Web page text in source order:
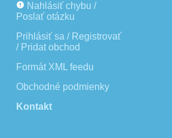
Nahlásiť chybu /
Poslať otázku
Prihlásiť sa / Registrovať
/ Pridat obchod
Formát XML feedu
Obchodné podmienky
Kontakt